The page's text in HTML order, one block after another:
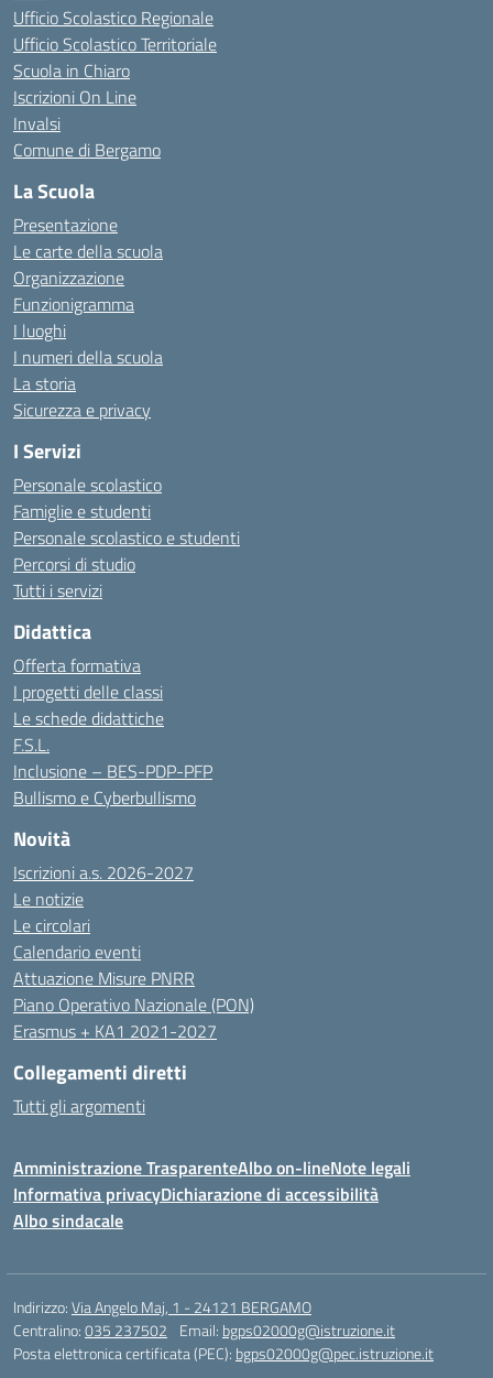
Ufficio Scolastico Regionale
Ufficio Scolastico Territoriale
Scuola in Chiaro
Iscrizioni On Line
Invalsi
Comune di Bergamo
La Scuola
Presentazione
Le carte della scuola
Organizzazione
Funzionigramma
I luoghi
I numeri della scuola
La storia
Sicurezza e privacy
I Servizi
Personale scolastico
Famiglie e studenti
Personale scolastico e studenti
Percorsi di studio
Tutti i servizi
Didattica
Offerta formativa
I progetti delle classi
Le schede didattiche
F.S.L.
Inclusione – BES-PDP-PFP
Bullismo e Cyberbullismo
Novità
Iscrizioni a.s. 2026-2027
Le notizie
Le circolari
Calendario eventi
Attuazione Misure PNRR
Piano Operativo Nazionale (PON)
Erasmus + KA1 2021-2027
Collegamenti diretti
Tutti gli argomenti
Amministrazione TrasparenteAlbo on-lineNote legali
Informativa privacyDichiarazione di accessibilità
Albo sindacale
Indirizzo:Via Angelo Maj, 1 - 24121 BERGAMO
Centralino:035 237502 Email: bgps02000g@istruzione.it
Posta elettronica certificata (PEC): bgps02000g@pec.istruzione.it